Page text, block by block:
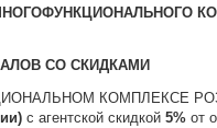
МНОГОФУНКЦИОНАЛЬНОГО
СО СКИДКАМИ
КОМПЛЕКСЕ
с агентской скидкой 5% от